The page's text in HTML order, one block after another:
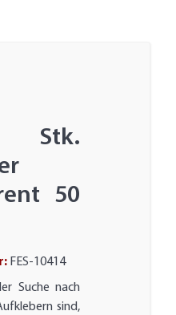
50
FES-10414
Suche nach
sind,